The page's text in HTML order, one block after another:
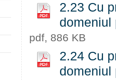
2.23 Cu
domeniul
pdf, 886 KB
2.24 Cu
domeniul